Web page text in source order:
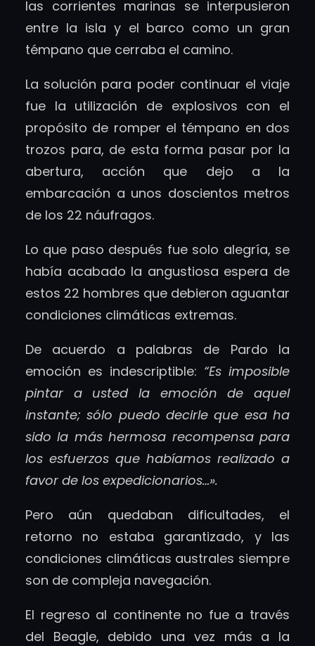
las corrientes marinas se interpusieron
entre la isla y el barco como un gran
témpano que cerraba el camino.
La solución para poder continuar el viaje
fue la utilización de explosivos con el
propósito de romper el témpano en dos
trozos para, de esta forma pasar por la
abertura, acción que dejo a la
embarcación a unos doscientos metros
de los 22 náufragos.
Lo que paso después fue solo alegría, se
había acabado la angustiosa espera de
estos 22 hombres que debieron aguantar
condiciones climáticas extremas.
De acuerdo a palabras de Pardo la
emoción es indescriptible: “Es imposible
pintar a usted la emoción de aquel
instante; sólo puedo decirle que esa ha
sido la más hermosa recompensa para
los esfuerzos que habíamos realizado a
favor de los expedicionarios…».
Pero aún quedaban dificultades, el
retorno no estaba garantizado, y las
condiciones climáticas australes siempre
son de compleja navegación.
El regreso al continente no fue a través
del Beagle, debido una vez más a la